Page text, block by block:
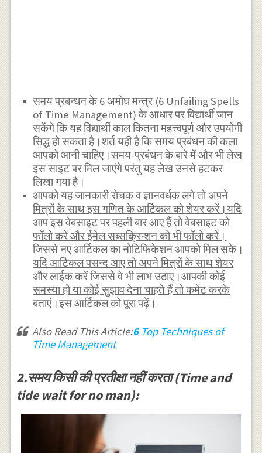
समय प्रबन्धन के 6 अमोघ मन्त्र (6 Unfailing Spells
of Time Management) के आधार पर विद्यार्थी जान
सकेंगे कि यह विद्यार्थी काल कितना महत्त्वपूर्ण और उपयोगी
सिद्ध हो सकता है।शर्त यही है कि समय प्रबंधन की कला
आपको आनी चाहिए।समय-प्रबंधन के बारे में और भी लेख
इस साइट पर मिल जाएंगे परंतु यह लेख उनसे हटकर
लिखा गया है।
आपको यह जानकारी रोचक व ज्ञानवर्धक लगे तो अपने
मित्रों के साथ इस गणित के आर्टिकल को शेयर करें।यदि
आप इस वेबसाइट पर पहली बार आए हैं तो वेबसाइट को
फॉलो करें और ईमेल सब्सक्रिप्शन को भी फॉलो करें।
जिससे नए आर्टिकल का नोटिफिकेशन आपको मिल सके।
यदि आर्टिकल पसन्द आए तो अपने मित्रों के साथ शेयर
और लाईक करें जिससे वे भी लाभ उठाए।आपकी कोई
समस्या हो या कोई सुझाव देना चाहते हैं तो कमेंट करके
बताएं।इस आर्टिकल को पूरा पढ़ें।
Also Read This Article:6Top Techniques of
Time Management
2.समय किसी की प्रतीक्षा नहीं करता (Time and
tide wait for no man):